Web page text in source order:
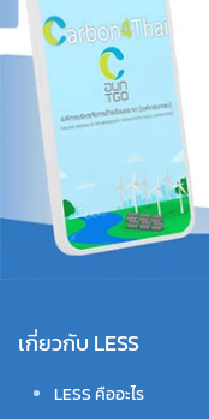
เกี่ยวกับ LESS
LESS คืออะไร